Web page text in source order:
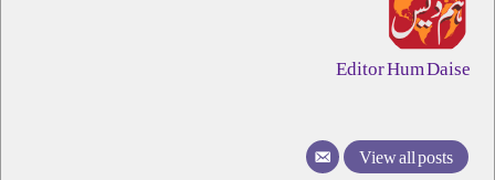
Editor Hum Daise
View all posts